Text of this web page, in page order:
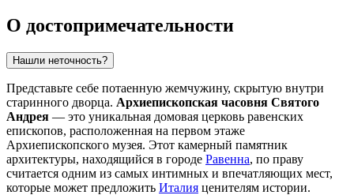
О достопримечательности
Нашли неточность?
Представьте себе потаенную жемчужину, скрытую внутри
старинного дворца. Архиепископская часовня Святого
Андрея — это уникальная домовая церковь равенских
епископов, расположенная на первом этаже
Архиепископского музея. Этот камерный памятник
архитектуры, находящийся в городе Равенна, по праву
считается одним из самых интимных и впечатляющих мест,
которые может предложить Италия ценителям истории.